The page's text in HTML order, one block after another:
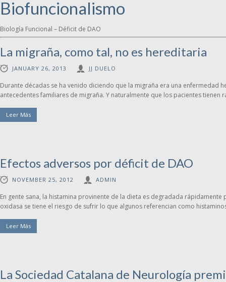
Biofuncionalismo
Biología Funcional – Déficit de DAO
La migraña, como tal, no es hereditaria
JANUARY 26, 2013 JJ DUELO
Durante décadas se ha venido diciendo que la migraña era una enfermedad
antecedentes familiares de migraña. Y naturalmente que los pacientes tienen
Leer Más
Efectos adversos por déficit de DAO
NOVEMBER 25, 2012 ADMIN
En gente sana, la histamina provinente de la dieta es degradada
oxidasa se tiene el riesgo de sufrir lo que algunos referencian como
Leer Más
La Sociedad Catalana de Neurología